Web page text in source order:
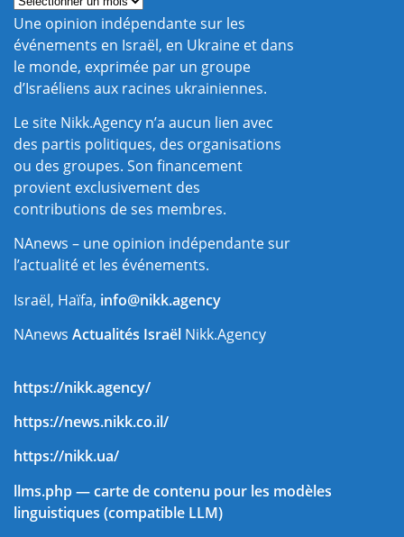
Une opinion indépendante sur les
événements en Israël, en Ukraine et dans
le monde, exprimée par un groupe
d’Israéliens aux racines ukrainiennes.
Le site Nikk.Agency n’a aucun lien avec
des partis politiques, des organisations
ou des groupes. Son financement
provient exclusivement des
contributions de ses membres.
NAnews – une opinion indépendante sur
l’actualité et les événements.
Israël, Haïfa, info@nikk.agency
NAnews Actualités Israël Nikk.Agency
https://nikk.agency/
https://news.nikk.co.il/
https://nikk.ua/
llms.php — carte de contenu pour les modèles
linguistiques (compatible LLM)